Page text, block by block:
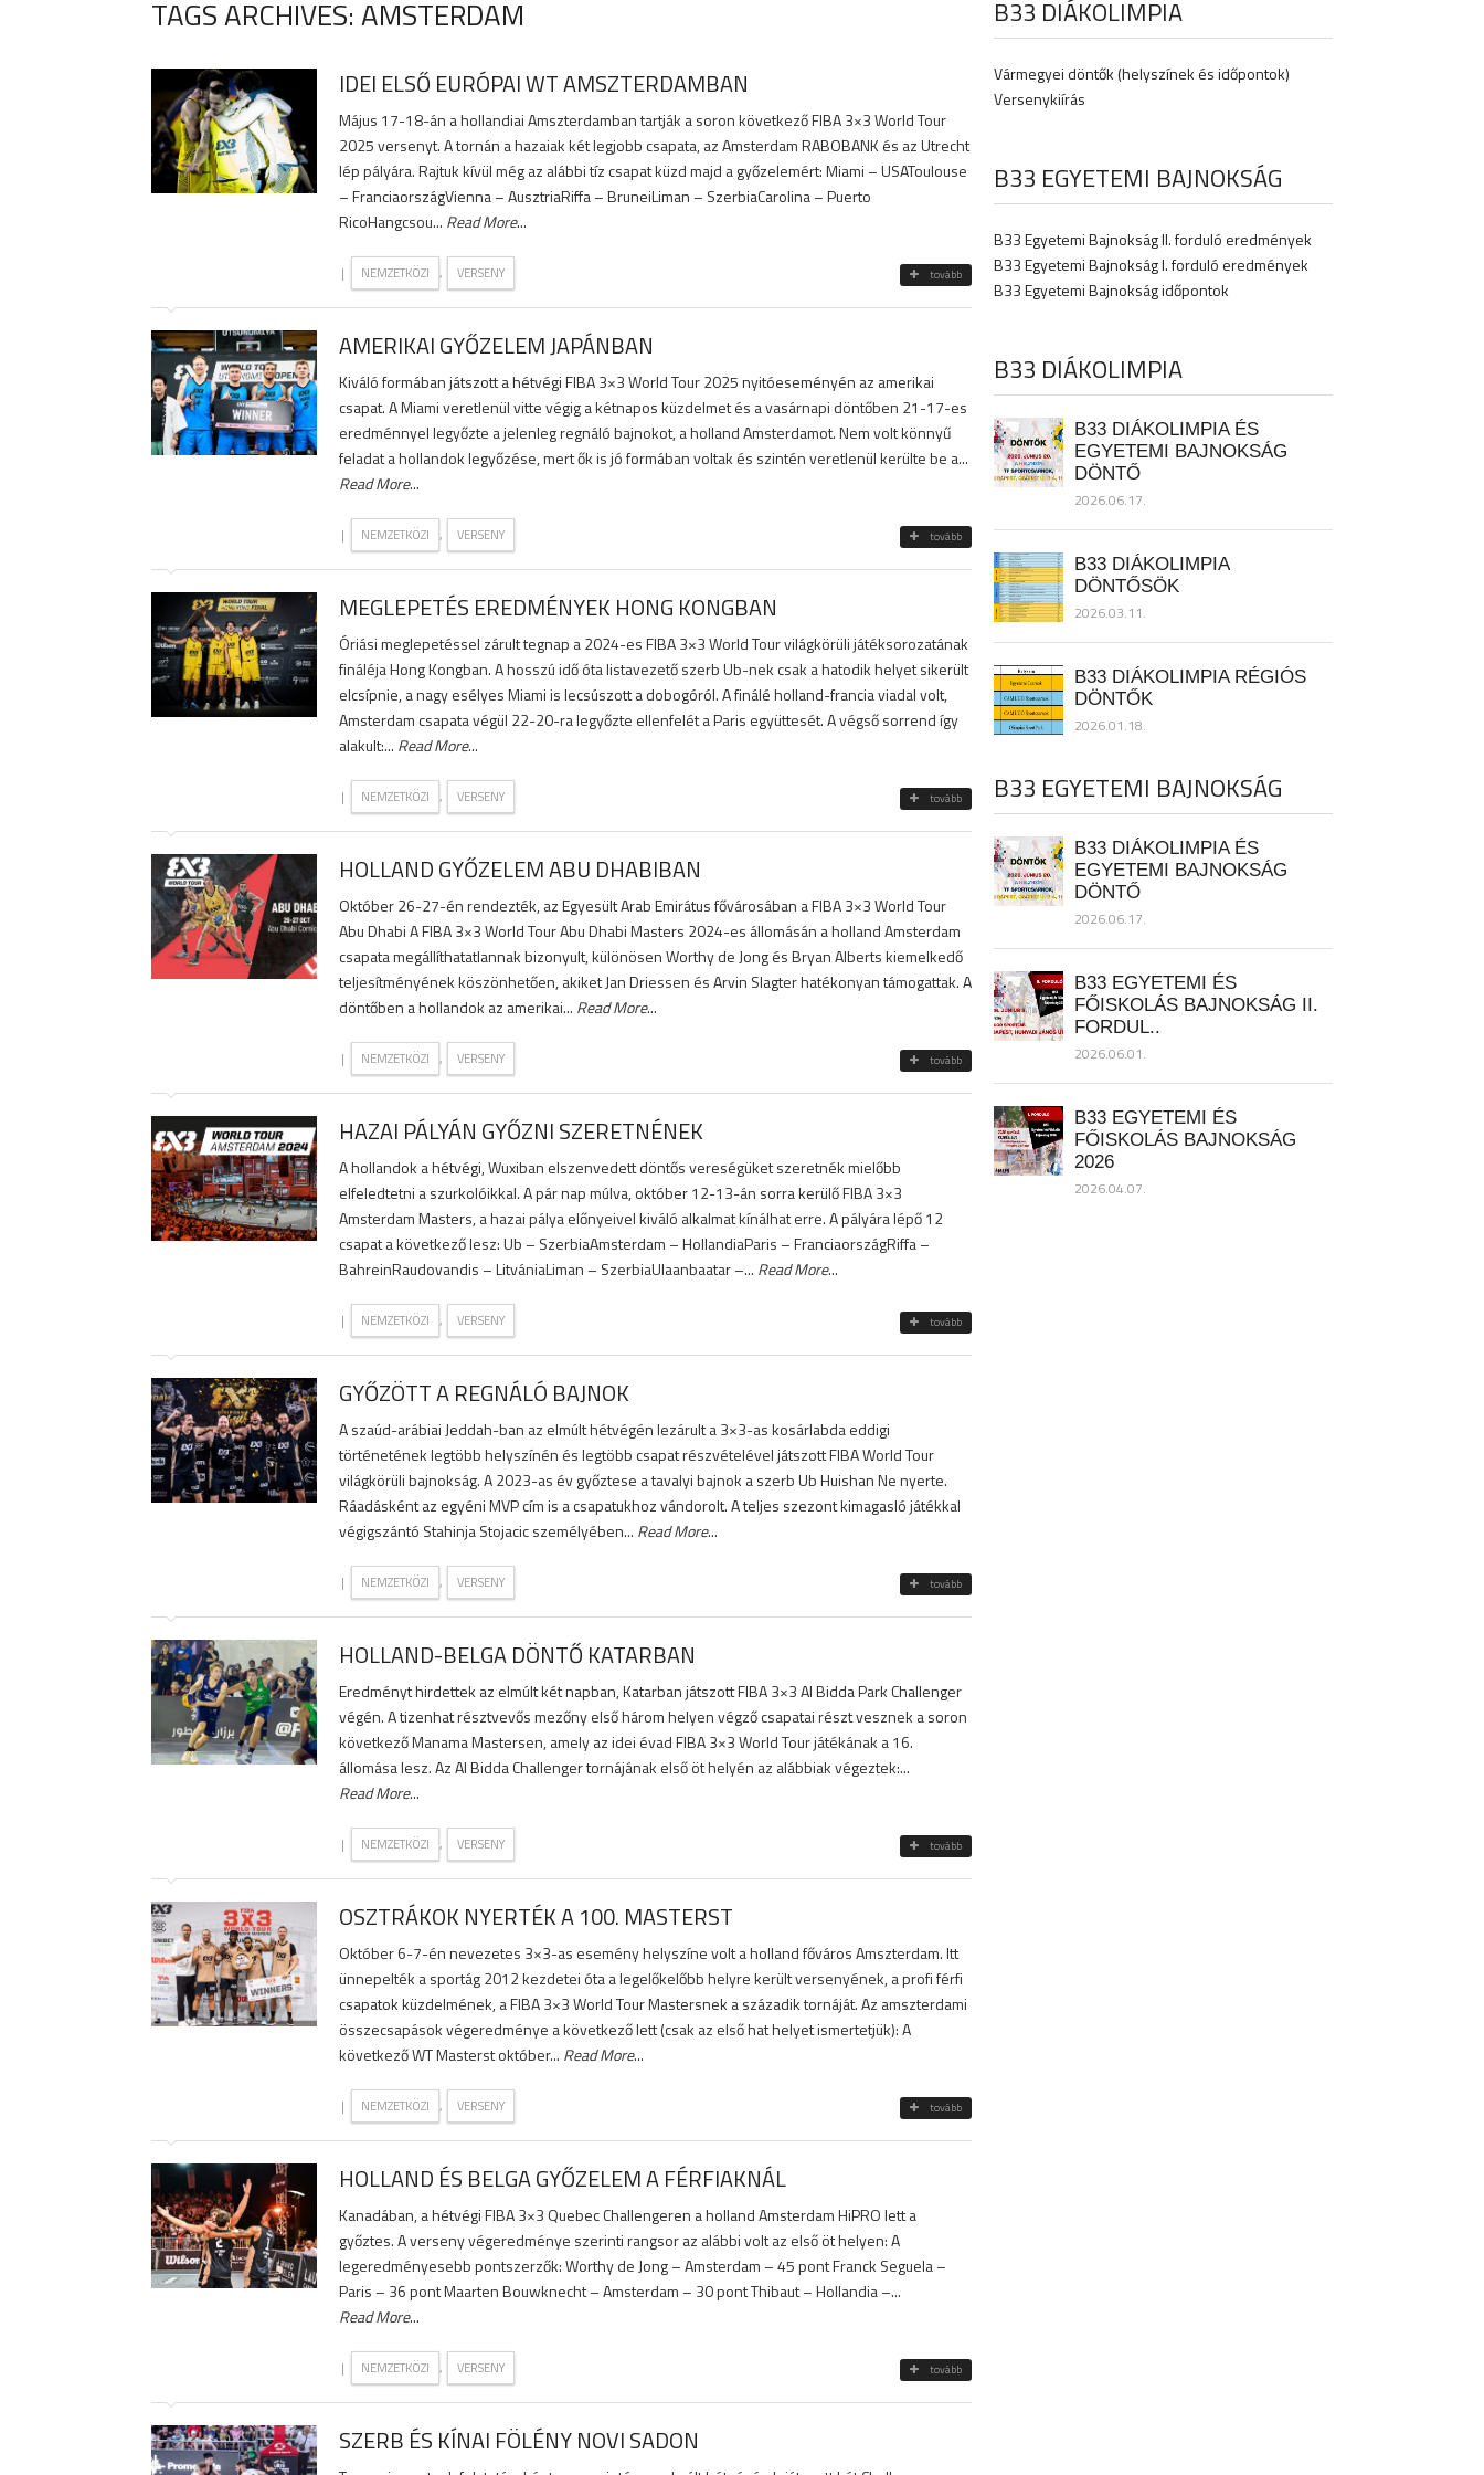
TAGS ARCHIVES: AMSTERDAM
IDEI ELSŐ EURÓPAI WT AMSZTERDAMBAN
Május 17-18-án a hollandiai Amszterdamban tartják a soron következő FIBA 3×3 World Tour
2025 versenyt. A tornán a hazaiak két legjobb csapata, az Amsterdam RABOBANK és az Utrecht
lép pályára. Rajtuk kívül még az alábbi tíz csapat küzd majd a győzelemért: Miami – USAToulouse
– FranciaországVienna – AusztriaRiffa – BruneiLiman – SzerbiaCarolina – Puerto
RicoHangcsou... Read More...
| NEMZETKÖZI , VERSENY tovább
AMERIKAI GYŐZELEM JAPÁNBAN
Kiváló formában játszott a hétvégi FIBA 3×3 World Tour 2025 nyitóeseményén az amerikai
csapat. A Miami veretlenül vitte végig a kétnapos küzdelmet és a vasárnapi döntőben 21-17-es
eredménnyel legyőzte a jelenleg regnáló bajnokot, a holland Amsterdamot. Nem volt könnyű
feladat a hollandok legyőzése, mert ők is jó formában voltak és szintén veretlenül kerülte be a...
Read More...
| NEMZETKÖZI , VERSENY tovább
MEGLEPETÉS EREDMÉNYEK HONG KONGBAN
Óriási meglepetéssel zárult tegnap a 2024-es FIBA 3×3 World Tour világkörüli játéksorozatának
fináléja Hong Kongban. A hosszú idő óta listavezető szerb Ub-nek csak a hatodik helyet sikerült
elcsípnie, a nagy esélyes Miami is lecsúszott a dobogóról. A finálé holland-francia viadal volt,
Amsterdam csapata végül 22-20-ra legyőzte ellenfelét a Paris együttesét. A végső sorrend így
alakult:... Read More...
| NEMZETKÖZI , VERSENY tovább
HOLLAND GYŐZELEM ABU DHABIBAN
Október 26-27-én rendezték, az Egyesült Arab Emirátus fővárosában a FIBA 3×3 World Tour
Abu Dhabi A FIBA 3×3 World Tour Abu Dhabi Masters 2024-es állomásán a holland Amsterdam
csapata megállíthatatlannak bizonyult, különösen Worthy de Jong és Bryan Alberts kiemelkedő
teljesítményének köszönhetően, akiket Jan Driessen és Arvin Slagter hatékonyan támogattak. A
döntőben a hollandok az amerikai... Read More...
| NEMZETKÖZI , VERSENY tovább
HAZAI PÁLYÁN GYŐZNI SZERETNÉNEK
A hollandok a hétvégi, Wuxiban elszenvedett döntős vereségüket szeretnék mielőbb
elfeledtetni a szurkolóikkal. A pár nap múlva, október 12-13-án sorra kerülő FIBA 3×3
Amsterdam Masters, a hazai pálya előnyeivel kiváló alkalmat kínálhat erre. A pályára lépő 12
csapat a következő lesz: Ub – SzerbiaAmsterdam – HollandiaParis – FranciaországRiffa –
BahreinRaudovandis – LitvániaLiman – SzerbiaUlaanbaatar –... Read More...
| NEMZETKÖZI , VERSENY tovább
GYŐZÖTT A REGNÁLÓ BAJNOK
A szaúd-arábiai Jeddah-ban az elmúlt hétvégén lezárult a 3×3-as kosárlabda eddigi
történetének legtöbb helyszínén és legtöbb csapat részvételével játszott FIBA World Tour
világkörüli bajnokság. A 2023-as év győztese a tavalyi bajnok a szerb Ub Huishan Ne nyerte.
Ráadásként az egyéni MVP cím is a csapatukhoz vándorolt. A teljes szezont kimagasló játékkal
végigszántó Stahinja Stojacic személyében... Read More...
| NEMZETKÖZI , VERSENY tovább
HOLLAND-BELGA DÖNTŐ KATARBAN
Eredményt hirdettek az elmúlt két napban, Katarban játszott FIBA 3×3 Al Bidda Park Challenger
végén. A tizenhat résztvevős mezőny első három helyen végző csapatai részt vesznek a soron
következő Manama Mastersen, amely az idei évad FIBA 3×3 World Tour játékának a 16.
állomása lesz. Az Al Bidda Challenger tornájának első öt helyén az alábbiak végeztek:...
Read More...
| NEMZETKÖZI , VERSENY tovább
OSZTRÁKOK NYERTÉK A 100. MASTERST
Október 6-7-én nevezetes 3×3-as esemény helyszíne volt a holland főváros Amszterdam. Itt
ünnepelték a sportág 2012 kezdetei óta a legelőkelőbb helyre került versenyének, a profi férfi
csapatok küzdelmének, a FIBA 3×3 World Tour Mastersnek a századik tornáját. Az amszterdami
összecsapások végeredménye a következő lett (csak az első hat helyet ismertetjük): A
következő WT Masterst október... Read More...
| NEMZETKÖZI , VERSENY tovább
HOLLAND ÉS BELGA GYŐZELEM A FÉRFIAKNÁL
Kanadában, a hétvégi FIBA 3×3 Quebec Challengeren a holland Amsterdam HiPRO lett a
győztes. A verseny végeredménye szerinti rangsor az alábbi volt az első öt helyen: A
legeredményesebb pontszerzők: Worthy de Jong – Amsterdam – 45 pont Franck Seguela –
Paris – 36 pont Maarten Bouwknecht – Amsterdam – 30 pont Thibaut – Hollandia –...
Read More...
| NEMZETKÖZI , VERSENY tovább
SZERB ÉS KÍNAI FÖLÉNY NOVI SADON
B33 DIÁKOLIMPIA
Vármegyei döntők (helyszínek és időpontok)
Versenykiírás
B33 EGYETEMI BAJNOKSÁG
B33 Egyetemi Bajnokság II. forduló eredmények
B33 Egyetemi Bajnokság I. forduló eredmények
B33 Egyetemi Bajnokság időpontok
B33 DIÁKOLIMPIA
B33 DIÁKOLIMPIA ÉS
EGYETEMI BAJNOKSÁG
DÖNTŐ
2026.06.17.
B33 DIÁKOLIMPIA
DÖNTŐSÖK
2026.03.11.
B33 DIÁKOLIMPIA RÉGIÓS
DÖNTŐK
2026.01.18.
B33 EGYETEMI BAJNOKSÁG
B33 DIÁKOLIMPIA ÉS
EGYETEMI BAJNOKSÁG
DÖNTŐ
2026.06.17.
B33 EGYETEMI ÉS
FŐISKOLÁS BAJNOKSÁG II.
FORDUL..
2026.06.01.
B33 EGYETEMI ÉS
FŐISKOLÁS BAJNOKSÁG
2026
2026.04.07.